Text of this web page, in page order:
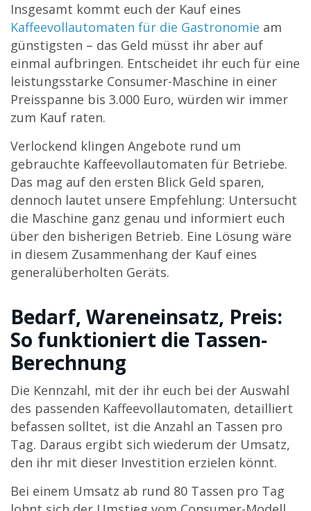
Insgesamt kommt euch der Kauf eines
Kaffeevollautomaten für die Gastronomie am
günstigsten – das Geld müsst ihr aber auf
einmal aufbringen. Entscheidet ihr euch für eine
leistungsstarke Consumer-Maschine in einer
Preisspanne bis 3.000 Euro, würden wir immer
zum Kauf raten.
Verlockend klingen Angebote rund um
gebrauchte Kaffeevollautomaten für Betriebe.
Das mag auf den ersten Blick Geld sparen,
dennoch lautet unsere Empfehlung: Untersucht
die Maschine ganz genau und informiert euch
über den bisherigen Betrieb. Eine Lösung wäre
in diesem Zusammenhang der Kauf eines
generalüberholten Geräts.
Bedarf, Wareneinsatz, Preis:
So funktioniert die Tassen-
Berechnung
Die Kennzahl, mit der ihr euch bei der Auswahl
des passenden Kaffeevollautomaten, detailliert
befassen solltet, ist die Anzahl an Tassen pro
Tag. Daraus ergibt sich wiederum der Umsatz,
den ihr mit dieser Investition erzielen könnt.
Bei einem Umsatz ab rund 80 Tassen pro Tag